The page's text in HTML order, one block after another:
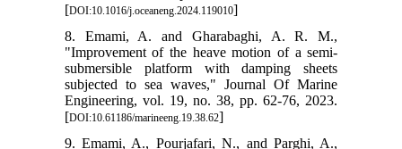
8.
subjected
9.